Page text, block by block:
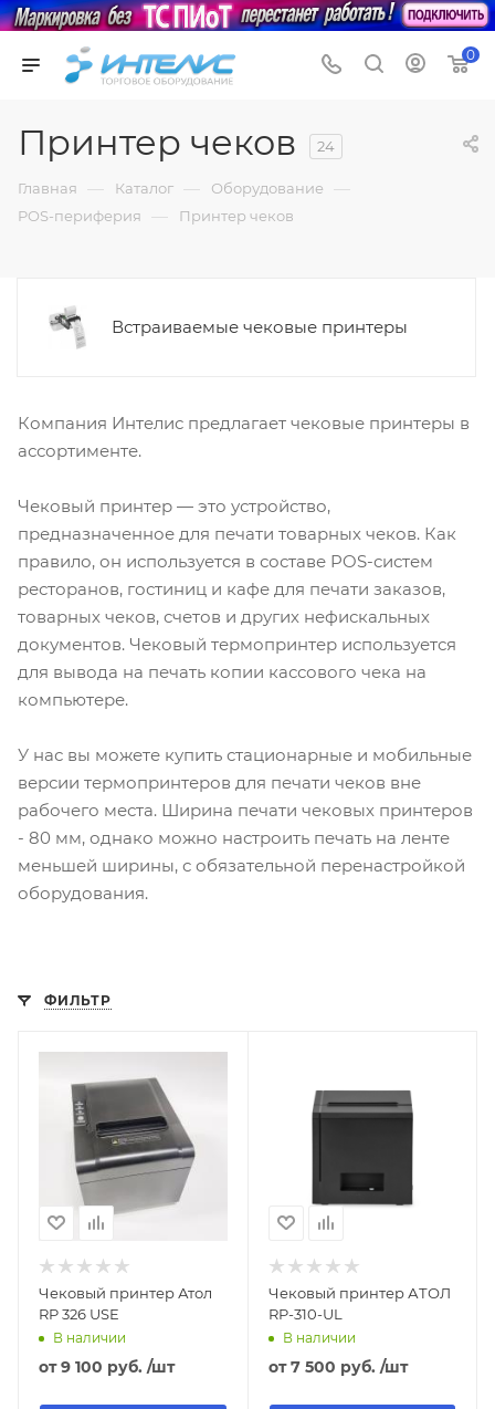
0
Принтер чеков 24
Главная — Каталог — Оборудование —
POS-периферия — Принтер чеков
Встраиваемые чековые принтеры
Компания Интелис предлагает чековые принтеры в
ассортименте.
Чековый принтер — это устройство,
предназначенное для печати товарных чеков. Как
правило, он используется в составе POS-систем
ресторанов, гостиниц и кафе для печати заказов,
товарных чеков, счетов и других нефискальных
документов. Чековый термопринтер используется
для вывода на печать копии кассового чека на
компьютере.
У нас вы можете купить стационарные и мобильные
версии термопринтеров для печати чеков вне
рабочего места. Ширина печати чековых принтеров
- 80 мм, однако можно настроить печать на ленте
меньшей ширины, с обязательной перенастройкой
оборудования.
ФИЛЬТР
Чековый принтер Атол
RP 326 USE
В наличии
от9 100 руб. /шт
Чековый принтер АТОЛ
RP-310-UL
В наличии
от7 500 руб. /шт